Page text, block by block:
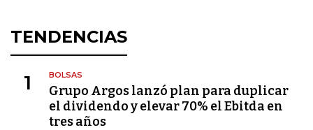
TENDENCIAS
1 BOLSAS
Grupo Argos lanzó plan para duplicar
el dividendo y elevar 70% el Ebitda en
tres años